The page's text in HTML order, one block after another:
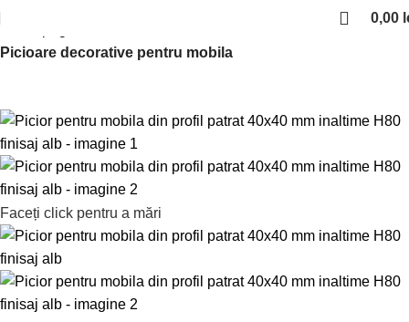
0,00
Picioare decorative pentru mobila
Faceți click pentru a mări